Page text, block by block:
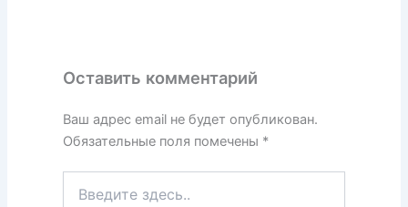
Оставить комментарий
Ваш адрес email не будет опубликован.
Обязательные поля помечены *
здесь..